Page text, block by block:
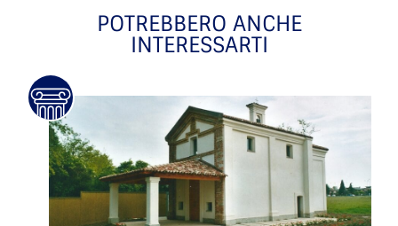
POTREBBERO ANCHE
INTERESSARTI